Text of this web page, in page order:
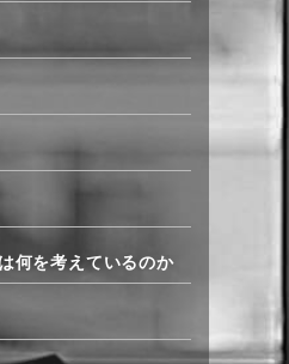
何を考えているのか